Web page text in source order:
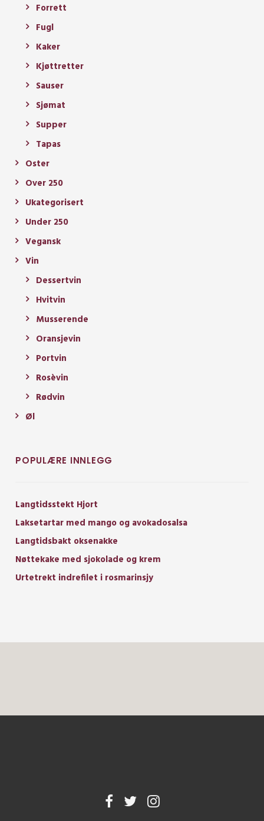
Forrett
Fugl
Kaker
Kjøttretter
Sauser
Sjømat
Supper
Tapas
Oster
Over 250
Ukategorisert
Under 250
Vegansk
Vin
Dessertvin
Hvitvin
Musserende
Oransjevin
Portvin
Rosèvin
Rødvin
Øl
POPULÆRE INNLEGG
Langtidsstekt Hjort
Laksetartar med mango og avokadosalsa
Langtidsbakt oksenakke
Nøttekake med sjokolade og krem
Urtetrekt indrefilet i rosmarinsjy